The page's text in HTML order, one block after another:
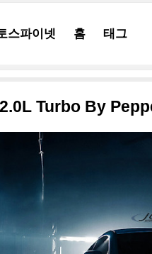
스파이넷 홈 태그
Turbo By